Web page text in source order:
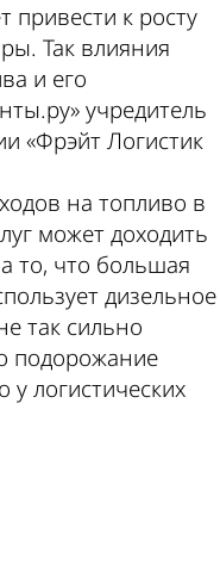
к росту
Так влияния
и его
учредитель
«Фрэйт Логистик
на топливо в
может доходить
то, что большая
дизельное
так сильно
подорожание
логистических